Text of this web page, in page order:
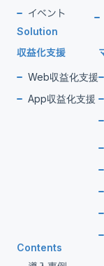
イベント
Solution
収益化支援
Web収益化支援
App収益化支援
Contents